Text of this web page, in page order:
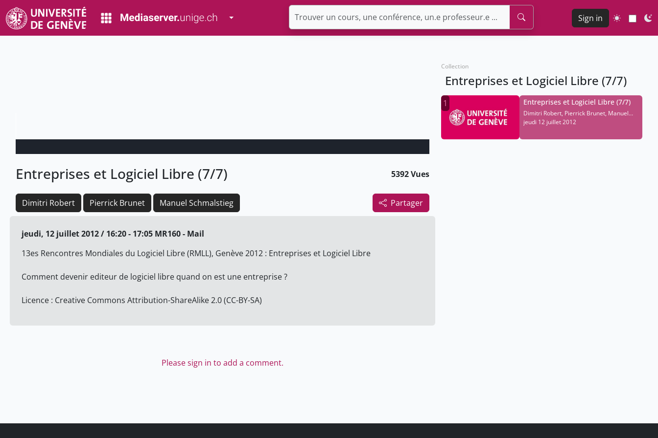
Toggle Dropdown Sign in
Entreprises et Logiciel Libre (7/7) 5392 Vues
Partager
Dimitri Robert Pierrick Brunet Manuel Schmalstieg
jeudi, 12 juillet 2012 / 16:20 - 17:05 MR160 - Mail
13es Rencontres Mondiales du Logiciel Libre (RMLL), Genève 2012 : Entreprises et Logiciel Libre
Comment devenir editeur de logiciel libre quand on est une entreprise ?
Licence : Creative Commons Attribution-ShareAlike 2.0 (CC-BY-SA)
Please sign in to add a comment.
Collection
Entreprises et Logiciel Libre (7/7)
1 Entreprises et Logiciel Libre (7/7)
Dimitri Robert, Pierrick Brunet, Manuel
Schmalstieg
jeudi 12 juillet 2012